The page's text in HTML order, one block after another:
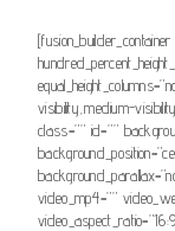
visibility,medium-
class=”” id=””
video_mp4=””